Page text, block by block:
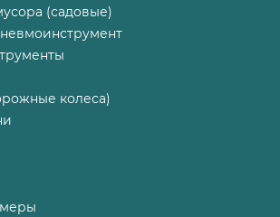
(садовые)
колеса)